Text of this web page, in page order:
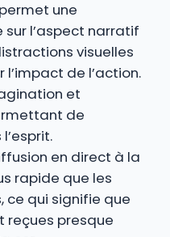
une
l’aspect narratif
visuelles
de l’action.
et
de
en direct à la
rapide que les
ce qui signifie que
reçues presque